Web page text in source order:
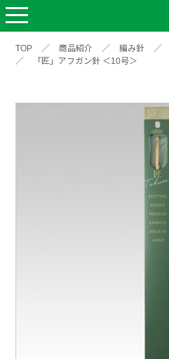
TOP ／ 商品紹介 ／ 編み針 ／
／
「匠」アフガン針 ＜10号＞